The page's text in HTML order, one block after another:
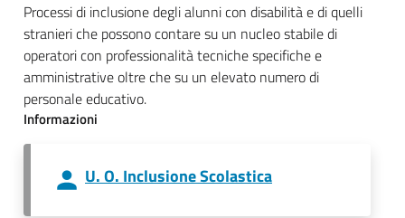
Processi di inclusione degli alunni con disabilità e di quelli
stranieri che possono contare su un nucleo stabile di
operatori con professionalità tecniche specifiche e
amministrative oltre che su un elevato numero di
personale educativo.
Informazioni
U. O. Inclusione Scolastica